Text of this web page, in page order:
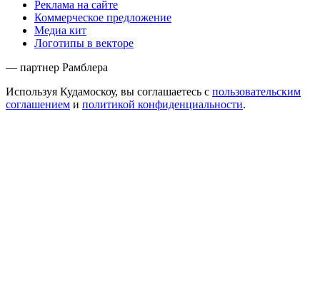
Реклама на сайте
Коммерческое предложение
Медиа кит
Логотипы в векторе
— партнер Рамблера
Используя Кудамоскоу, вы соглашаетесь с пользовательским
соглашением и политикой конфиденциальности.